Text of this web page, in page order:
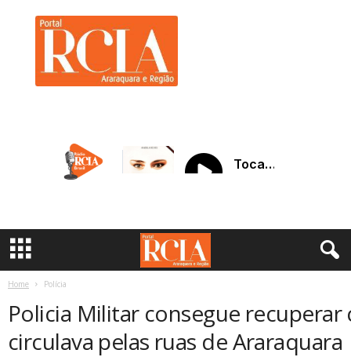
a
Home Polícia
Policia Militar consegue
circulava pelas ruas de Araraquara